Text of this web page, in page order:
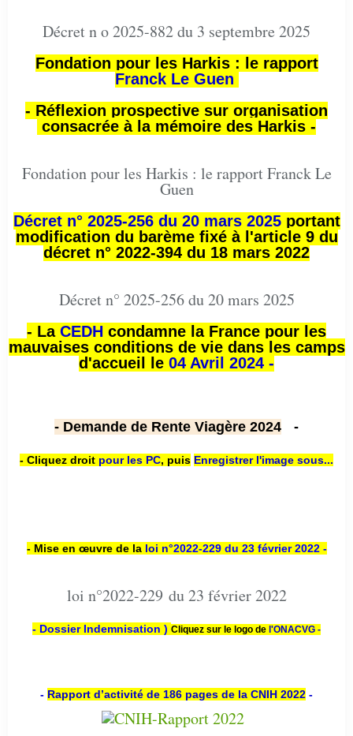
Décret n o 2025-882 du 3 septembre 2025
Fondation pour les Harkis : le rapport
Franck Le Guen
- Réflexion prospective sur organisation
consacrée à la mémoire des Harkis -
Fondation pour les Harkis : le rapport Franck Le
Guen
Décret n° 2025-256 du 20 mars 2025portant
modification du barème fixé à l'article 9 du
décret n° 2022-394 du 18 mars 2022
Décret n° 2025-256 du 20 mars 2025
- La CEDH condamne la France pour les
mauvaises conditions de vie dans les camps
d'accueil le 04 Avril 2024 -
- Demande de Rente Viagère 2024 -
- Cliquez droit pour les PC, puis Enregistrer l'image sous...
- Mise en œuvre de la loi n°2022-229 du 23 février 2022 -
loi n°2022-229 du 23 février 2022
- Dossier Indemnisation ) Cliquez sur le logo de l'ONACVG -
- Rapport d’activité de 186 pages de la CNIH 2022 -